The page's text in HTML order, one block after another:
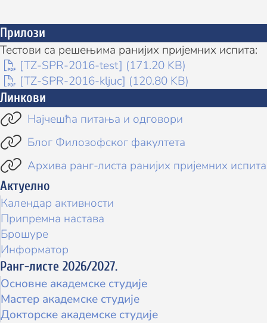
Прилози
Тестови са решењима ранијих пријемних испита:
[TZ-SPR-2016-test] (171.20 KB)
[TZ-SPR-2016-kljuc] (120.80 KB)
Линкови
 Најчешћа питања и одговори
 Блог Филозофског факултета
 Архива ранг-листа ранијих пријемних испита
Актуелно
Календар активности
Припремна настава
Брошуре
Информатор
Ранг-листе 2026/2027.
Основне академске студије
Мастер академске студије
Докторске академске студије